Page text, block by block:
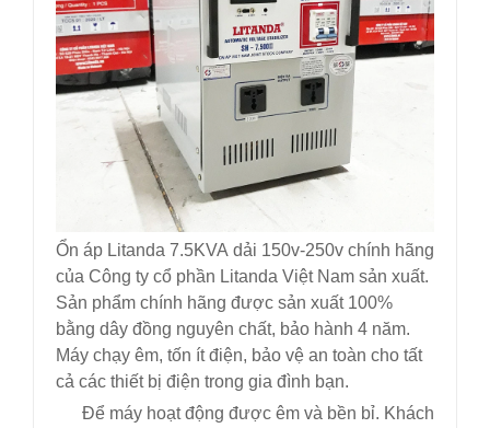
Ổn áp Litanda 7.5KVA dải 150v-250v chính hãng
của Công ty cổ phần Litanda Việt Nam sản xuất.
Sản phẩm chính hãng được sản xuất 100%
bằng dây đồng nguyên chất, bảo hành 4 năm.
Máy chạy êm, tốn ít điện, bảo vệ an toàn cho tất
cả các thiết bị điện trong gia đình bạn.
Để máy hoạt động được êm và bền bỉ. Khách